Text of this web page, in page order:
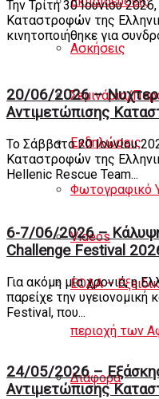
Ασκήσεις
Σεμινάρια/
Εκδηλώσεις
Φωτογραφικό
Videos
ΕΟΔΑ –
περιοχή των
Διάφορα
Την Τρίτη 30 Ιουνίου
Καταστροφών της
κινητοποιήθηκε για
20/06/2026 –
Αντιμετώπισης
Το Σάββατο 20 Ιουνίου
Καταστροφών της
Hellenic Rescue Team...
6-7/06/2026 –
Challenge Festival
Για ακόμη μία χρονιά, η
παρείχε την
Festival, που...
24/05/2026 –
Αντιμετώπισης